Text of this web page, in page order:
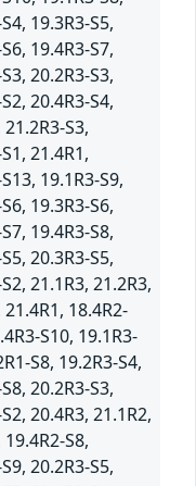
19.3R3-S5,
19.4R3-S7,
20.2R3-S3,
20.4R3-S4,
S3,
21.4R1,
19.1R3-S9,
19.3R3-S6,
19.4R3-S8,
20.3R3-S5,
21.1R3, 21.2R3,
21.4R1, 18.4R2-
S10, 19.1R3-
S8, 19.2R3-S4,
20.2R3-S3,
20.4R3, 21.1R2,
S8,
20.2R3-S5,